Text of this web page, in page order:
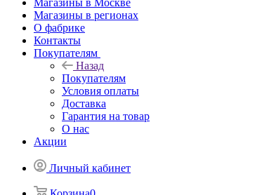
Магазины в Москве
Магазины в регионах
О фабрике
Контакты
Покупателям
Назад
Покупателям
Условия оплаты
Доставка
Гарантия на товар
О нас
Акции
Личный кабинет